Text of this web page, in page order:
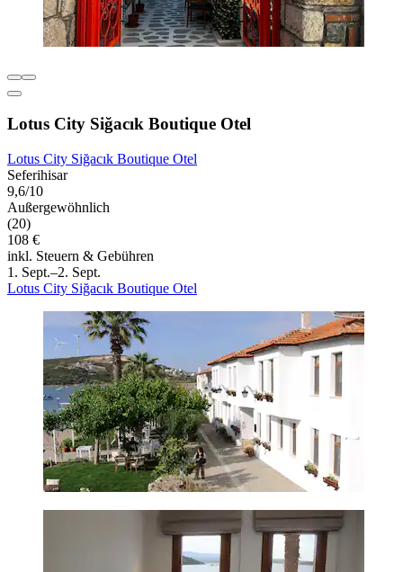
Lotus City Siğacık Boutique Otel
Lotus City Siğacık Boutique Otel
Seferihisar
9,6/10
Außergewöhnlich
(20)
108 €
inkl. Steuern & Gebühren
1. Sept.–2. Sept.
Lotus City Siğacık Boutique Otel